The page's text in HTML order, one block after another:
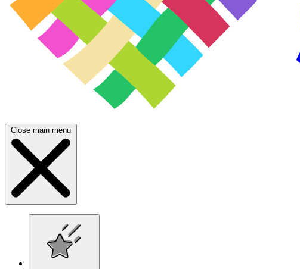
Close main menu